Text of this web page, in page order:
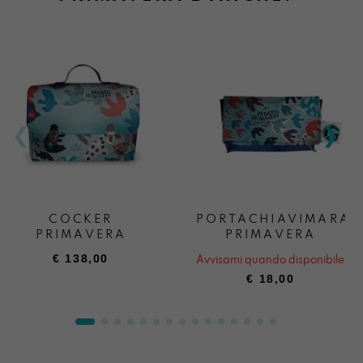
COCKER
PRIMAVERA
€ 138,00
PORTACHIAVIMARA
PRIMAVERA
Avvisami quando disponibile
€ 18,00